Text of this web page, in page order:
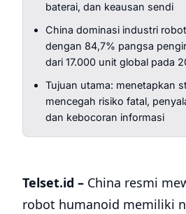
baterai, dan keausan sendi
China dominasi industri
dengan 84,7% pangsa
dari 17.000 unit global pada
Tujuan utama: menetapkan
mencegah risiko fatal,
dan kebocoran informasi
Telset.id – China resmi
robot humanoid memiliki